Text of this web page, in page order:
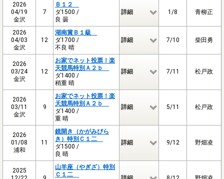
2026
04/19
金沢
7
Ｂ１２
ダ1500 /
良 曇
詳細 1/8 青柳正
2026
04/03
金沢
12
湖南賞Ｂ１級
ダ1700 /
不良 晴
詳細 7/10 柴田勇
2026
03/24
金沢
12
お家でネット投票！楽
天競馬特別Ａ２ｂ
ダ1400 /
稍重 晴
詳細 7/11 松戸政
2026
03/11
金沢
9
お家でネット投票！楽
天競馬特別Ａ２ｂ
ダ1400 /
重 晴
詳細 5/11 松戸政
2026
01/08
浦和
11
鏡開き（かがみびら
き）特別Ｃ１二
ダ1500 /
良 晴
詳細 9/12 野畑凌
2025
山羊座（やぎざ）特別
Ｃ１二